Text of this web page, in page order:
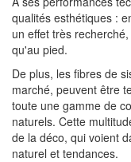
qualités esthétiques :
un effet très
qu'au pied.
De plus, les fibres de
marché, peuvent être
toute une gamme de
naturels. Cette
de la déco, qui voient
naturel et tendances.